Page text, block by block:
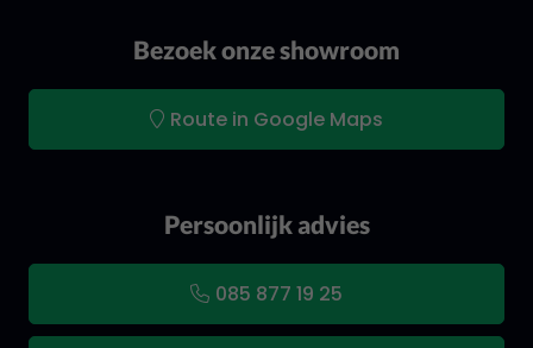
Bezoek onze showroom
Route in Google Maps
Persoonlijk advies
085 877 19 25